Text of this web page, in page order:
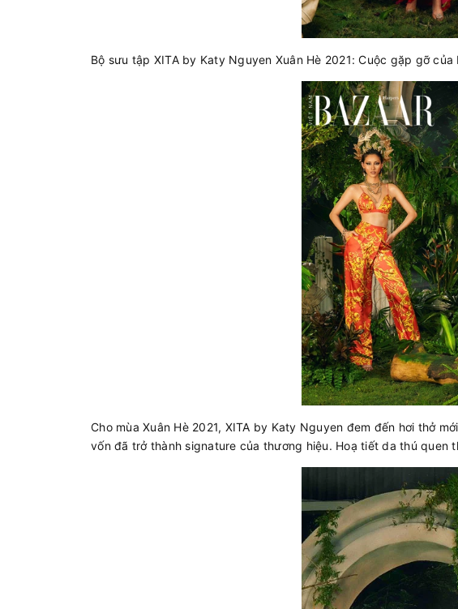
Bộ sưu tập XITA by Katy Nguyen Xuân Hè 2021: Cuộc gặp gỡ của
Cho mùa Xuân Hè 2021, XITA by Katy Nguyen đem đến hơi thở
vốn đã trở thành signature của thương hiệu. Hoạ tiết da thú quen